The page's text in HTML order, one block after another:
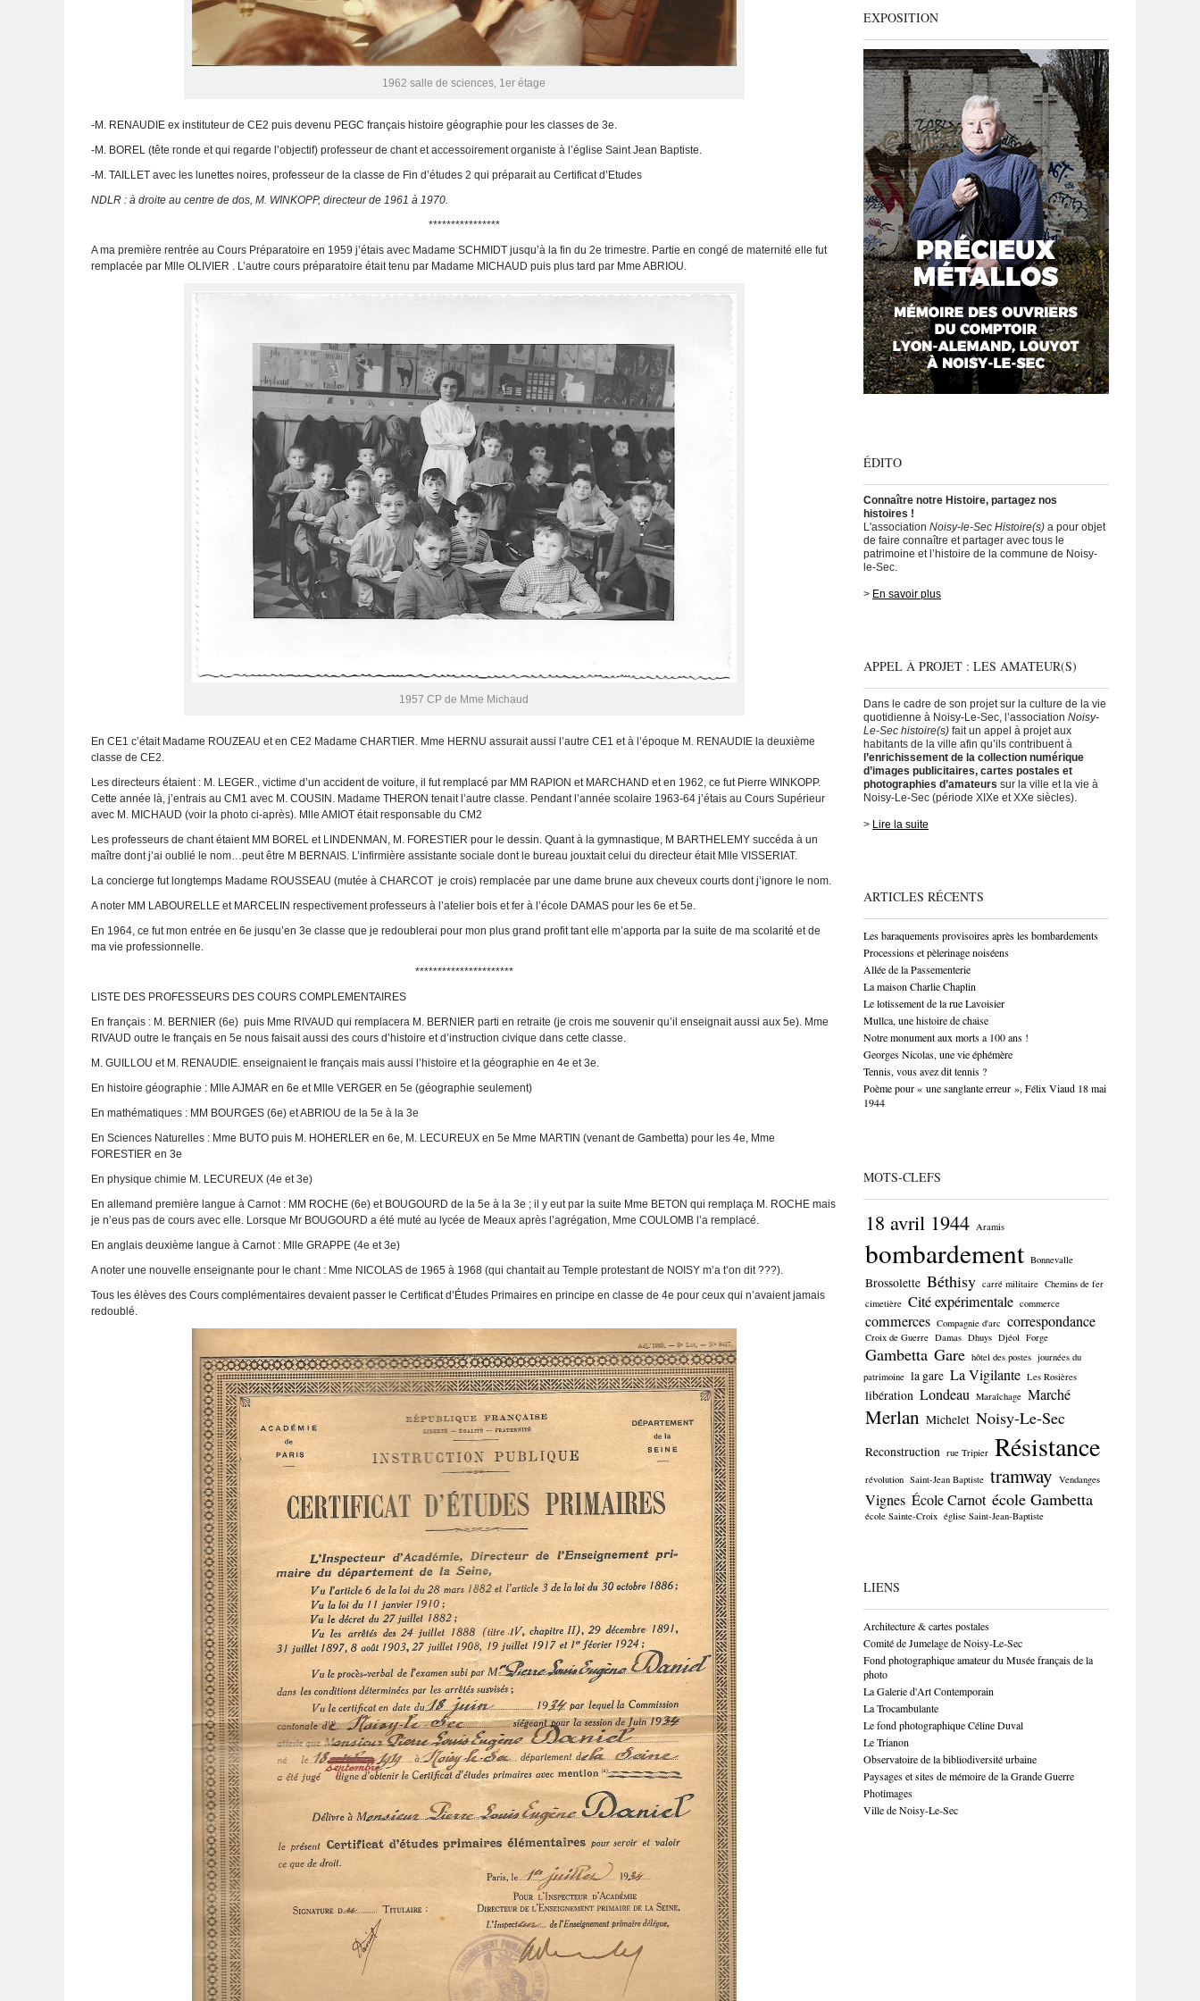
1962 salle de sciences, 1er étage
-M. RENAUDIE ex instituteur de CE2 puis devenu PEGC français histoire géographie pour les classes de 3e.
-M. BOREL (tête ronde et qui regarde l’objectif) professeur de chant et accessoirement organiste à l’église Saint Jean Baptiste.
-M. TAILLET avec les lunettes noires, professeur de la classe de Fin d’études 2 qui préparait au Certificat d’Etudes
NDLR : à droite au centre de dos, M. WINKOPP, directeur de 1961 à 1970.
****************
A ma première rentrée au Cours Préparatoire en 1959 j’étais avec Madame SCHMIDT jusqu’à la fin du 2e trimestre. Partie en congé de maternité elle fut
remplacée par Mlle OLIVIER . L’autre cours préparatoire était tenu par Madame MICHAUD puis plus tard par Mme ABRIOU.
1957 CP de Mme Michaud
En CE1 c’était Madame ROUZEAU et en CE2 Madame CHARTIER. Mme HERNU assurait aussi l’autre CE1 et à l’époque M. RENAUDIE la deuxième
classe de CE2.
Les directeurs étaient : M. LEGER., victime d’un accident de voiture, il fut remplacé par MM RAPION et MARCHAND et en 1962, ce fut Pierre WINKOPP.
Cette année là, j’entrais au CM1 avec M. COUSIN. Madame THERON tenait l’autre classe. Pendant l’année scolaire 1963-64 j’étais au Cours Supérieur
avec M. MICHAUD (voir la photo ci-après). Mlle AMIOT était responsable du CM2
Les professeurs de chant étaient MM BOREL et LINDENMAN, M. FORESTIER pour le dessin. Quant à la gymnastique, M BARTHELEMY succéda à un
maître dont j’ai oublié le nom…peut être M BERNAIS. L’infirmière assistante sociale dont le bureau jouxtait celui du directeur était Mlle VISSERIAT.
La concierge fut longtemps Madame ROUSSEAU (mutée à CHARCOT je crois) remplacée par une dame brune aux cheveux courts dont j’ignore le nom.
A noter MM LABOURELLE et MARCELIN respectivement professeurs à l’atelier bois et fer à l’école DAMAS pour les 6e et 5e.
En 1964, ce fut mon entrée en 6e jusqu’en 3e classe que je redoublerai pour mon plus grand profit tant elle m’apporta par la suite de ma scolarité et de
ma vie professionnelle.
**********************
LISTE DES PROFESSEURS DES COURS COMPLEMENTAIRES
En français : M. BERNIER (6e) puis Mme RIVAUD qui remplacera M. BERNIER parti en retraite (je crois me souvenir qu’il enseignait aussi aux 5e). Mme
RIVAUD outre le français en 5e nous faisait aussi des cours d’histoire et d’instruction civique dans cette classe.
M. GUILLOU et M. RENAUDIE. enseignaient le français mais aussi l’histoire et la géographie en 4e et 3e.
En histoire géographie : Mlle AJMAR en 6e et Mlle VERGER en 5e (géographie seulement)
En mathématiques : MM BOURGES (6e) et ABRIOU de la 5e à la 3e
En Sciences Naturelles : Mme BUTO puis M. HOHERLER en 6e, M. LECUREUX en 5e Mme MARTIN (venant de Gambetta) pour les 4e, Mme
FORESTIER en 3e
En physique chimie M. LECUREUX (4e et 3e)
En allemand première langue à Carnot : MM ROCHE (6e) et BOUGOURD de la 5e à la 3e ; il y eut par la suite Mme BETON qui remplaça M. ROCHE mais
je n’eus pas de cours avec elle. Lorsque Mr BOUGOURD a été muté au lycée de Meaux après l’agrégation, Mme COULOMB l’a remplacé.
En anglais deuxième langue à Carnot : Mlle GRAPPE (4e et 3e)
A noter une nouvelle enseignante pour le chant : Mme NICOLAS de 1965 à 1968 (qui chantait au Temple protestant de NOISY m’a t’on dit ???).
Tous les élèves des Cours complémentaires devaient passer le Certificat d’Études Primaires en principe en classe de 4e pour ceux qui n’avaient jamais
redoublé.
EXPOSITION
ÉDITO
Connaître notre Histoire, partagez nos
histoires !
L'association Noisy-le-Sec Histoire(s) a pour objet
de faire connaître et partager avec tous le
patrimoine et l’histoire de la commune de Noisy-
le-Sec.
> En savoir plus
APPEL À PROJET : LES AMATEUR(S)
Dans le cadre de son projet sur la culture de la vie
quotidienne à Noisy-Le-Sec, l’association Noisy-
Le-Sec histoire(s) fait un appel à projet aux
habitants de la ville afin qu’ils contribuent à
l’enrichissement de la collection numérique
d’images publicitaires, cartes postales et
photographies d’amateurs sur la ville et la vie à
Noisy-Le-Sec (période XIXe et XXe siècles).
> Lire la suite
ARTICLES RÉCENTS
Les baraquements provisoires après les bombardements
Processions et pèlerinage noiséens
Allée de la Passementerie
La maison Charlie Chaplin
Le lotissement de la rue Lavoisier
Mullca, une histoire de chaise
Notre monument aux morts a 100 ans !
Georges Nicolas, une vie éphémère
Tennis, vous avez dit tennis ?
Poème pour « une sanglante erreur », Félix Viaud 18 mai
1944
MOTS-CLEFS
18 avril 1944 Aramis
bombardement Bonnevalle
Brossolette Béthisy carré militaire Chemins de fer
cimetière Cité expérimentale commerce
commerces Compagnie d'arc correspondance
Croix de Guerre Damas Dhuys Djéol Forge
Gambetta Gare hôtel des postes journées du
patrimoine la gare La Vigilante Les Rosières
libération Londeau Maraîchage Marché
Merlan Michelet Noisy-Le-Sec
Reconstruction rue Tripier Résistance
révolution Saint-Jean Baptiste tramway Vendanges
Vignes École Carnot école Gambetta
école Sainte-Croix église Saint-Jean-Baptiste
LIENS
Architecture & cartes postales
Comité de Jumelage de Noisy-Le-Sec
Fond photographique amateur du Musée français de la
photo
La Galerie d'Art Contemporain
La Trocambulante
Le fond photographique Céline Duval
Le Trianon
Observatoire de la bibliodiversité urbaine
Paysages et sites de mémoire de la Grande Guerre
Photimages
Ville de Noisy-Le-Sec